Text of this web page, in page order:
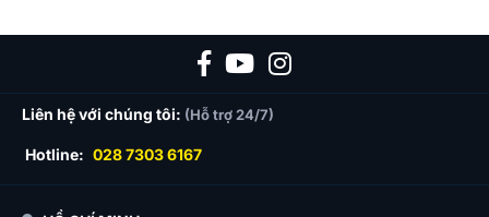
Liên hệ với chúng tôi: (Hỗ trợ 24/7)
Hotline: 028 7303 6167